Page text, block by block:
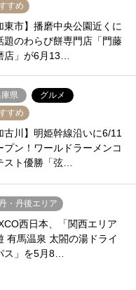
すめ
東市】播磨中央公園近くに
題のわらび餅専門店「門藤
店」が6月13…
県
グルメ
すめ
古川】明姫幹線沿いに6/11
プン！ワールドラーメンコ
スト優勝「弦…
・丹後エリア
西日本、「関西エリア
有馬温泉 太閤の湯ドライ
ス」を5月8…